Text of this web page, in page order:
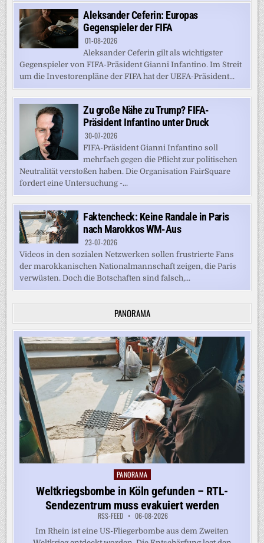
Aleksander Ceferin: Europas
Gegenspieler der FIFA
01-08-2026
Aleksander Ceferin gilt als wichtigster
Gegenspieler von FIFA-Präsident Gianni Infantino. Im Streit
um die Investorenpläne der FIFA hat der UEFA-Präsident...
Zu große Nähe zu Trump? FIFA-
Präsident Infantino unter Druck
30-07-2026
FIFA-Präsident Gianni Infantino soll
mehrfach gegen die Pflicht zur politischen
Neutralität verstoßen haben. Die Organisation FairSquare
fordert eine Untersuchung -...
Faktencheck: Keine Randale in Paris
nach Marokkos WM-Aus
23-07-2026
Videos in den sozialen Netzwerken sollen frustrierte Fans
der marokkanischen Nationalmannschaft zeigen, die Paris
verwüsten. Doch die Botschaften sind falsch,...
PANORAMA
Posted
in
PANORAMA
Weltkriegsbombe in Köln gefunden – RTL-
Sendezentrum muss evakuiert werden
RSS-FEED 06-08-2026
Im Rhein ist eine US-Fliegerbombe aus dem Zweiten